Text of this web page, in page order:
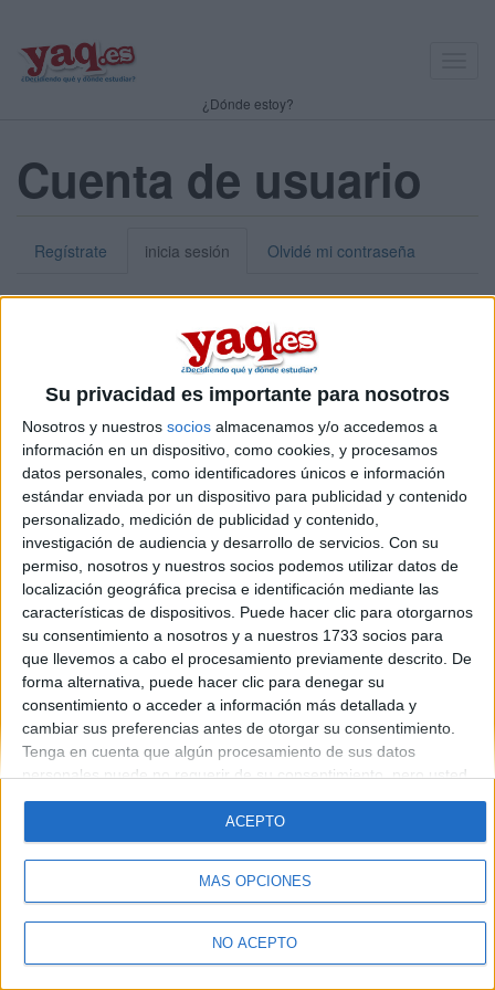
Su privacidad es importante para nosotros
Nosotros y nuestros socios almacenamos y/o accedemos a
información en un dispositivo, como cookies, y procesamos
datos personales, como identificadores únicos e información
estándar enviada por un dispositivo para publicidad y contenido
personalizado, medición de publicidad y contenido,
investigación de audiencia y desarrollo de servicios. Con su
permiso, nosotros y nuestros socios podemos utilizar datos de
localización geográfica precisa e identificación mediante las
características de dispositivos. Puede hacer clic para otorgarnos
su consentimiento a nosotros y a nuestros 1733 socios para
que llevemos a cabo el procesamiento previamente descrito. De
forma alternativa, puede hacer clic para denegar su
consentimiento o acceder a información más detallada y
cambiar sus preferencias antes de otorgar su consentimiento.
Tenga en cuenta que algún procesamiento de sus datos
personales puede no requerir de su consentimiento, pero usted
tiene el derecho de rechazar tal procesamiento. Sus
preferencias se aplicarán solo a este sitio web. Puede cambiar
sus preferencias o retirar su consentimiento en cualquier
momento volviendo a este sitio y haciendo clic en el botón
"Privacidad" en la parte inferior de la página web.
MÁS OPCIONES
NO ACEPTO
ACEPTO
¿Dónde estoy?
Cuenta de usuario
Regístrate inicia sesión Olvidé mi contraseña
Puedes iniciar sesión introduciendo tu nombre de usuario o tu
dirección de correo electrónico.
Contraseña:*
Introduce la contraseña que acompaña a tu nombre de usuario
Quiénes somos|Contactar |Anúnciate
Aviso legal|Politica de privacidad|Condiciones generales
de cookies
© 2003-2026Compás Mediterráneo S.L.- Diego de León 47 - 28006
Madrid [ESPAÑA] - Tel. +34 91 593 2767